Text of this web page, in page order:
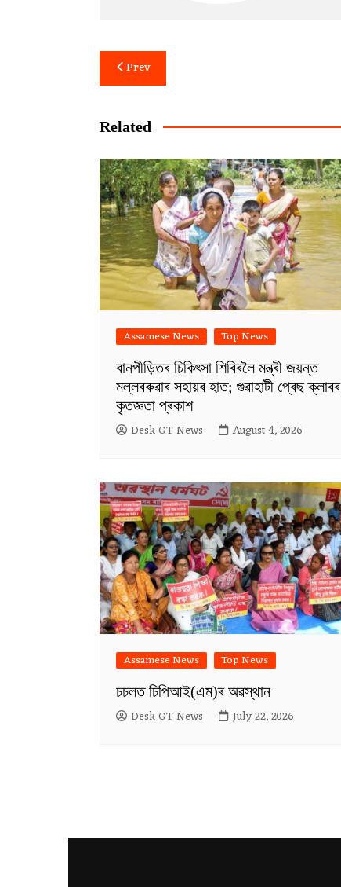
Post
navigation
Prev
Related
Assamese News Top News
বানপীড়িতৰ চিকিৎসা শিবিৰলৈ মন্ত্ৰী জয়ন্ত
মল্লবৰুৱাৰ সহায়ৰ হাত; গুৱাহাটী প্ৰেছ ক্লাবৰ
কৃতজ্ঞতা প্ৰকাশ
Desk GT News August 4, 2026
Assamese News Top News
চচলত চিপিআই(এম)ৰ অৱস্থান
Desk GT News July 22, 2026